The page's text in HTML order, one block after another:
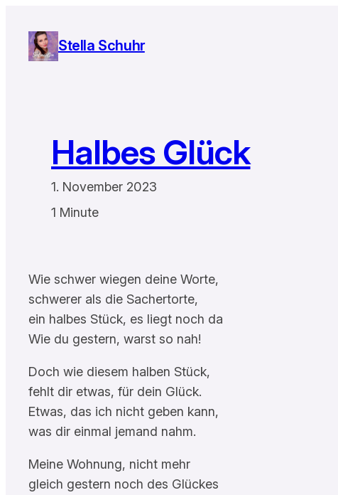
Inhalt
springen
Stella Schuhr
Halbes Glück
1. November 2023
1 Minute
Wie schwer wiegen deine Worte,
schwerer als die Sachertorte,
ein halbes Stück, es liegt noch da
Wie du gestern, warst so nah!
Doch wie diesem halben Stück,
fehlt dir etwas, für dein Glück.
Etwas, das ich nicht geben kann,
was dir einmal jemand nahm.
Meine Wohnung, nicht mehr
gleich gestern noch des Glückes